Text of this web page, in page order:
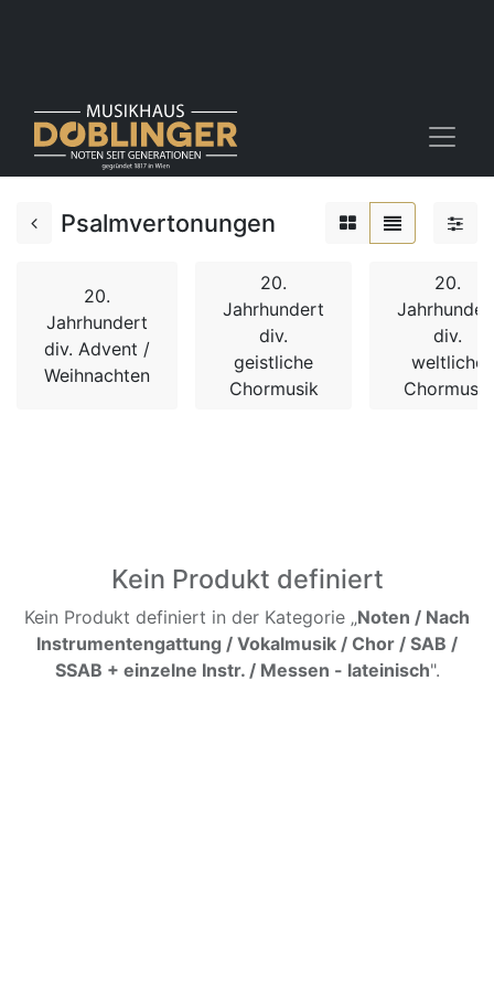
Psalmvertonungen
20.
Jahrhundert
div. Advent /
Weihnachten
20.
Jahrhundert
div.
geistliche
Chormusik
20.
div.
weltliche
Chormusik
Kein Produkt definiert
Kein Produkt definiert in der Kategorie „Noten / Nach
Instrumentengattung / Vokalmusik / Chor / SAB /
SSAB + einzelne Instr. / Messen - lateinisch".